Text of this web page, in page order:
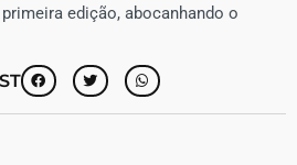
edição, abocanhando o